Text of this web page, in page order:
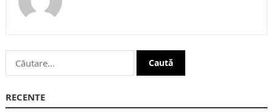
Caută
după:
RECENTE